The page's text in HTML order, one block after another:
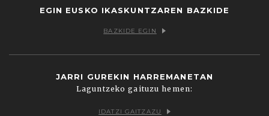
EGIN EUSKO IKASKUNTZAREN BAZKIDE
BAZKIDE EGIN
JARRI GUREKIN HARREMANETAN
Laguntzeko gaituzu hemen:
IDATZI GAITZAZU